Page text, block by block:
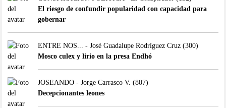
El riesgo de confundir popularidad con capacidad para
gobernar
ENTRE NOS... - José Guadalupe Rodríguez Cruz(300)
Mosco culex y lirio en la presa Endhó
JOSEANDO - Jorge Carrasco V. (807)
Decepcionantes leones